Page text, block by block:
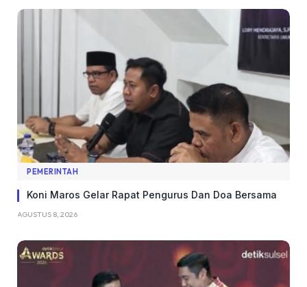
PEMERINTAH
Koni Maros Gelar Rapat Pengurus Dan Doa Bersama
AGUSTUS 8, 2026